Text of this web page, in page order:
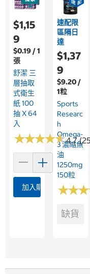
$1,15
9
$0.19 / 1
張
舒潔 三
層抽取
式衛生
紙 100
抽 X 64
入
★★★★★
★★★★★4.7
加入購物車
速配限
區隔日
達
$1,37
9
$9.20 /
1粒
Sports
Researc
H
Omega-
3 濃縮魚
油
1250mg
150粒
★★★
★★★
缺貨